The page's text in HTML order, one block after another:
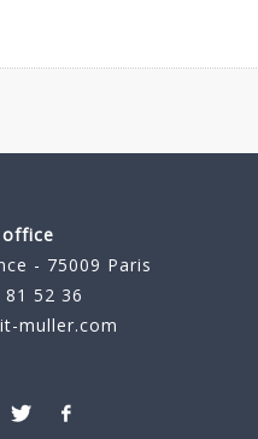
office
- 75009 Paris
52 36
muller.com